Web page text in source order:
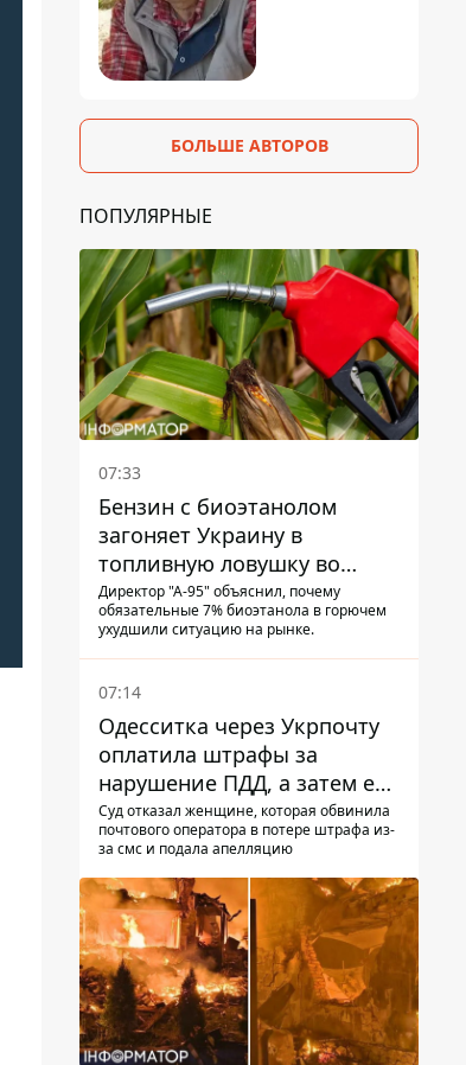
БОЛЬШЕ АВТОРОВ
ПОПУЛЯРНЫЕ
07:33
Бензин с биоэтанолом
загоняет Украину в
топливную ловушку во
время войны - Сергей Куюн
Директор "А-95" объяснил, почему
обязательные 7% биоэтанола в горючем
ухудшили ситуацию на рынке.
07:14
Одесситка через Укрпочту
оплатила штрафы за
нарушение ПДД, а затем ее
счета заблокировали - в
чем причина и что решил
Суд отказал женщине, которая обвинила
почтового оператора в потере штрафа из-
за смс и подала апелляцию